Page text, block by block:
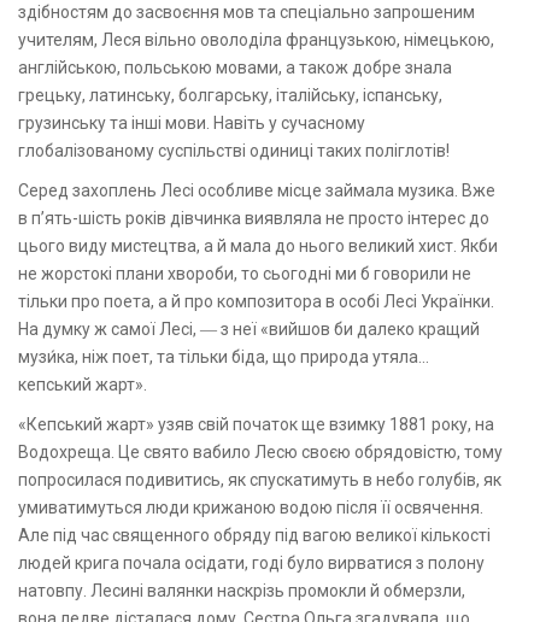
здібностям до засвоєння мов та спеціально запрошеним
учителям, Леся вільно оволоділа французькою, німецькою,
англійською, польською мовами, а також добре знала
грецьку, латинську, болгарську, італійську, іспанську,
грузинську та інші мови. Навіть у сучасному
глобалізованому суспільстві одиниці таких поліглотів!
Серед захоплень Лесі особливе місце займала музика. Вже
в п’ять-шість років дівчинка виявляла не просто інтерес до
цього виду мистецтва, а й мала до нього великий хист. Якби
не жорстокі плани хвороби, то сьогодні ми б говорили не
тільки про поета, а й про композитора в особі Лесі Українки.
На думку ж самої Лесі, ― з неї «вийшов би далеко кращий
музи́ка, ніж поет, та тільки біда, що природа утяла...
кепський жарт».
«Кепський жарт» узяв свій початок ще взимку 1881 року, на
Водохреща. Це свято вабило Лесю своєю обрядовістю, тому
попросилася подивитись, як спускатимуть в небо голубів, як
умиватимуться люди крижаною водою після її освячення.
Але під час священного обряду під вагою великої кількості
людей крига почала осідати, годі було вирватися з полону
натовпу. Лесині валянки наскрізь промокли й обмерзли,
вона ледве дісталася дому. Сестра Ольга згадувала, що